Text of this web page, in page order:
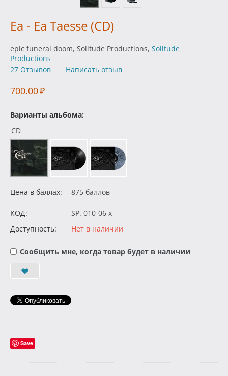
Ea - Ea Taesse (CD)
epic funeral doom, Solitude Productions, Solitude
Productions
27 Отзывов
Написать отзыв
700.00₽
Варианты альбома:
CD
Цена в баллах: 875 баллов
КОД:
SP. 010-06 x
Доступность:
Нет в наличии
Сообщить мне, когда товар будет в наличии
Save